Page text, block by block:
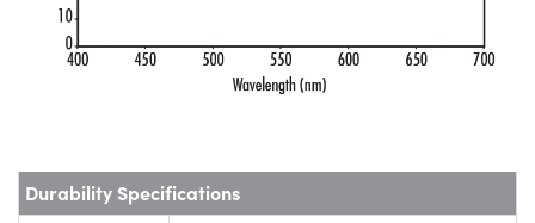
Durability Specifications